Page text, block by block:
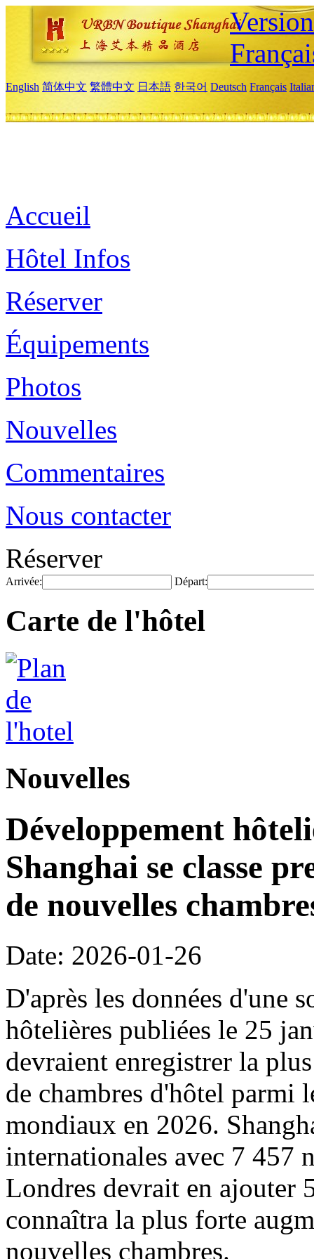
English 简体中文 繁體中文 日本語 한국어 Deutsch Français
Accueil
Hôtel Infos
Réserver
Équipements
Photos
Nouvelles
Commentaires
Nous contacter
Réserver
Arrivée: Départ:
Carte de l'hôtel
Nouvelles
Développement
Shanghai se classe
de nouvelles
Date: 2026-01-26
D'après les données d'une
hôtelières publiées le 25
devraient enregistrer la
de chambres d'hôtel parmi
mondiaux en 2026.
internationales avec 7 457
Londres devrait en ajouter
connaîtra la plus forte
nouvelles chambres.